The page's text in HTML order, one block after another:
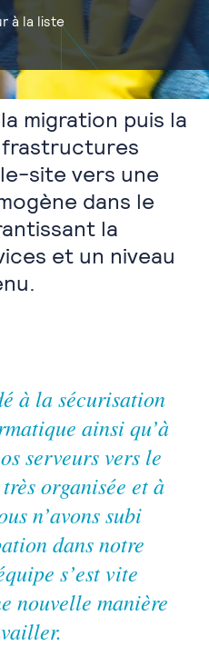
à la liste
migration puis la
site vers une
dans le
la
et un niveau
à la sécurisation
ainsi qu’à
serveurs vers le
organisée et à
n’avons subi
dans notre
s’est vite
nouvelle manière